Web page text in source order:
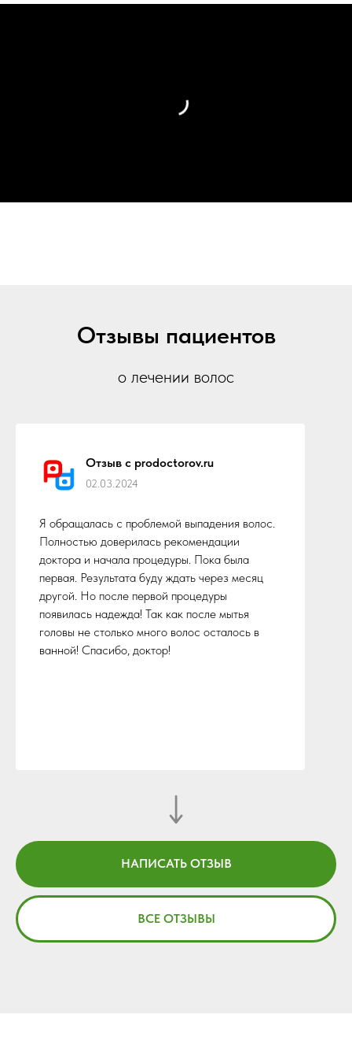
Отзывы пациентов
о лечении волос
Отзыв с prodoctorov.ru
02.03.2024
Я обращалась с проблемой выпадения волос.
Полностью доверилась рекомендации
доктора и начала процедуры. Пока была
первая. Результата буду ждать через месяц
другой. Но после первой процедуры
появилась надежда! Так как после мытья
головы не столько много волос осталось в
ванной! Спасибо, доктор!
НАПИСАТЬ ОТЗЫВ
ВСЕ ОТЗЫВЫ